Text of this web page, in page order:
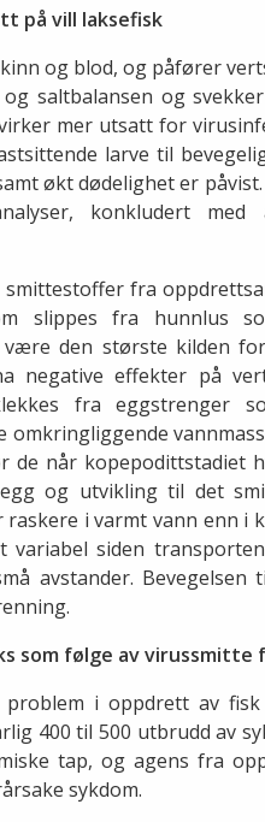
på vill laksefisk
og blod, og påfører
saltbalansen og
mer utsatt for
larve til
økt dødelighet er
konkludert
fra
slippes fra hunnlus
den største kilden
negative effekter på
fra eggstrenger
omkringliggende
de når kopepodittstadiet
og utvikling til det
i varmt vann enn i
siden
avstander.
som følge av
i oppdrett av
400 til 500 utbrudd av
tap, og agens fra
sykdom.